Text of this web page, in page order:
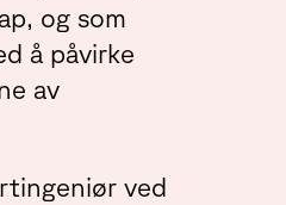
og som
å påvirke
av
ved